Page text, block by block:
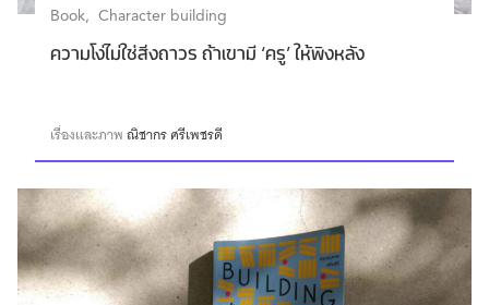
Book Character building
ความโง่ไม่ใช่สิ่งถาวร ถ้าเขามี ‘ครู’ ให้พิงหลัง
เรื่องและภาพณิชากร ศรีเพชรดี